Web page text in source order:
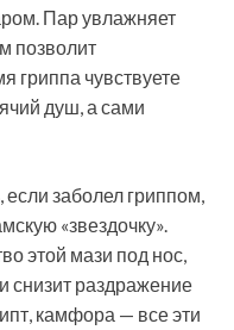
Пар увлажняет
позволит
гриппа чувствуете
душ, а сами
если заболел гриппом,
«звездочку».
этой мази под нос,
снизит раздражение
камфора — все эти